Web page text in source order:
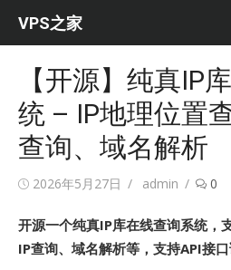
VPS之家
【开源】纯真IP
统 – IP地理位置
查询、域名解析
Posted
2026年5月27日 Author
admin 0
开源一个纯真IP库在线查询系统，
IP查询、域名解析等，支持API接口